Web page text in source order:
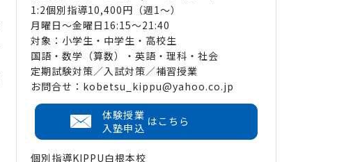
1:2個別指導10,400円（週1～）
月曜日～金曜日16:15～21:40
対象：小学生・中学生・高校生
国語・数学（算数）・英語・理科・社会
定期試験対策／入試対策／補習授業
お問合せ：kobetsu_kippu@yahoo.co.jp
体験授業
入塾申込 はこちら
個別指導KIPPU白根本校